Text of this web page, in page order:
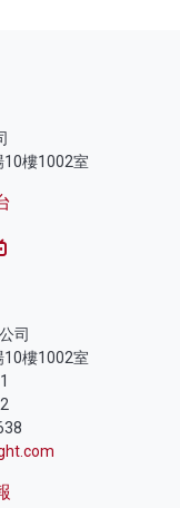
10樓1002室
司
10樓1002室